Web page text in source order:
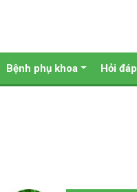
Bệnh phụ khoa Hỏi đáp